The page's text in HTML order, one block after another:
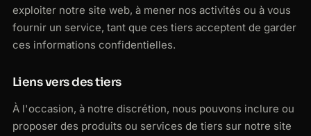
exploiter notre site web, à mener nos activités ou à vous
fournir un service, tant que ces tiers acceptent de garder
ces informations confidentielles.
Liens vers des tiers
À l'occasion, à notre discrétion, nous pouvons inclure ou
proposer des produits ou services de tiers sur notre site